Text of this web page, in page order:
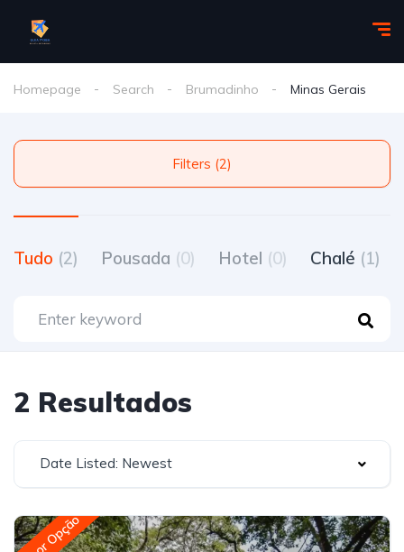
Homepage Search Brumadinho Minas Gerais
Filters (2)
Tudo (2) Pousada (0) Hotel (0) Chalé (1)
2 Resultados
Date Listed: Newest